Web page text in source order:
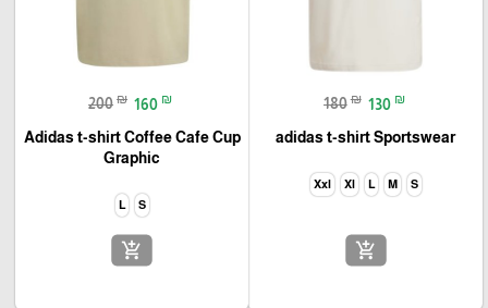
180 ₪ 130 ₪
adidas t-shirt Sportswear
S
M
L
Xl
Xxl
add_shopping_cart
200 ₪ 160 ₪
Adidas t-shirt Coffee Cafe Cup
Graphic
S
L
add_shopping_cart